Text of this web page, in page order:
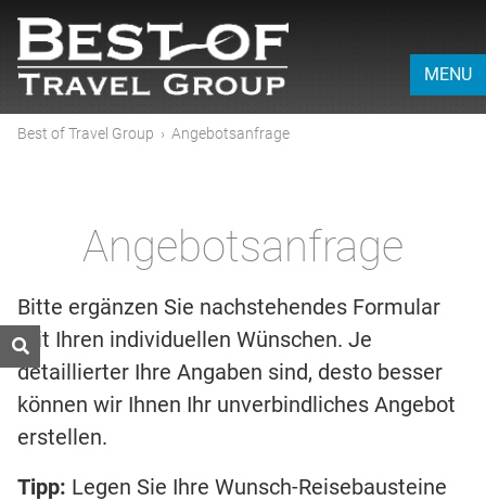
MENU
Best of Travel Group › Angebotsanfrage
Angebotsanfrage
Bitte ergänzen Sie nachstehendes Formular
mit Ihren individuellen Wünschen. Je
detaillierter Ihre Angaben sind, desto besser
können wir Ihnen Ihr unverbindliches Angebot
erstellen.
Tipp: Legen Sie Ihre Wunsch-Reisebausteine